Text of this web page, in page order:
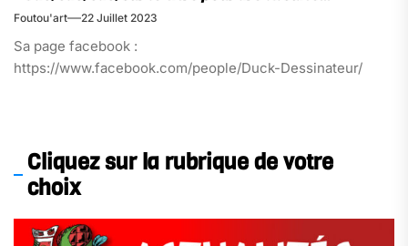
Foutou'art 22 Juillet 2023
Sa page facebook :
https://www.facebook.com/people/Duck-Dessinateur/
Cliquez sur la rubrique de votre
choix